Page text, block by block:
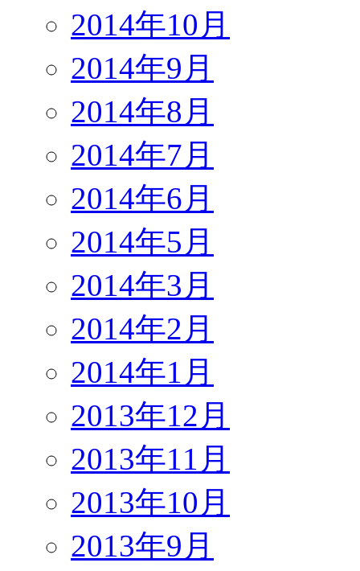
2014年10月
2014年9月
2014年8月
2014年7月
2014年6月
2014年5月
2014年3月
2014年2月
2014年1月
2013年12月
2013年11月
2013年10月
2013年9月